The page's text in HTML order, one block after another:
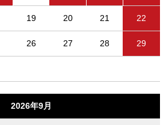
19 20 21 22
26 27 28 29
2026年9月